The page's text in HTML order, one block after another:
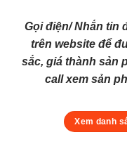
Gọi điện/ Nhắn tin
trên website để
sắc, giá thành sản
call xem sản
Xem danh